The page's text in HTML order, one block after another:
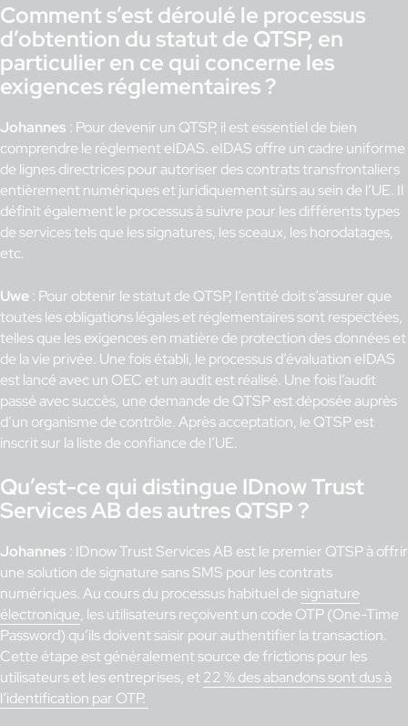
Comment s’est déroulé le processus
d’obtention du statut de QTSP, en
particulier en ce qui concerne les
exigences réglementaires ?
Johannes : Pour devenir un QTSP, il est essentiel de bien
comprendre le règlement eIDAS. eIDAS offre un cadre uniforme
de lignes directrices pour autoriser des contrats transfrontaliers
entièrement numériques et juridiquement sûrs au sein de l’UE. Il
définit également le processus à suivre pour les différents types
de services tels que les signatures, les sceaux, les horodatages,
etc.
Uwe: Pour obtenir le statut de QTSP, l’entité doit s’assurer que
toutes les obligations légales et réglementaires sont respectées,
telles que les exigences en matière de protection des données et
de la vie privée. Une fois établi, le processus d’évaluation eIDAS
est lancé avec un OEC et un audit est réalisé. Une fois l’audit
passé avec succès, une demande de QTSP est déposée auprès
d’un organisme de contrôle. Après acceptation, le QTSP est
inscrit sur la liste de confiance de l’UE.
Qu’est-ce qui distingue IDnow Trust
Services AB des autres QTSP ?
Johannes : IDnow Trust Services AB est le premier QTSP à offrir
une solution de signature sans SMS pour les contrats
numériques. Au cours du processus habituel designature
électronique, les utilisateurs reçoivent un code OTP (One-Time
Password) qu’ils doivent saisir pour authentifier la transaction.
Cette étape est généralement source de frictions pour les
utilisateurs et les entreprises, et22 % des abandons sont dus à
l’identification par OTP.